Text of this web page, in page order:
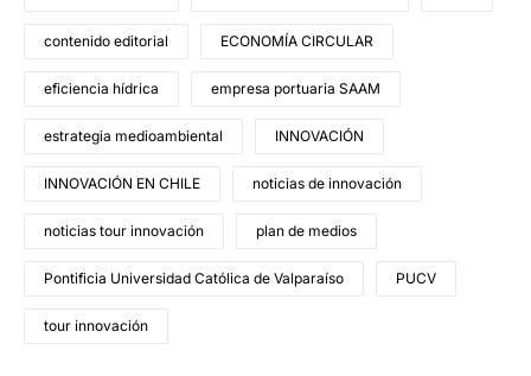
contenido editorial ECONOMÍA CIRCULAR
eficiencia hídrica empresa portuaria SAAM
estrategia medioambiental INNOVACIÓN
INNOVACIÓN EN CHILE noticias de innovación
noticias tour innovación plan de medios
Pontificia Universidad Católica de Valparaíso PUCV
tour innovación